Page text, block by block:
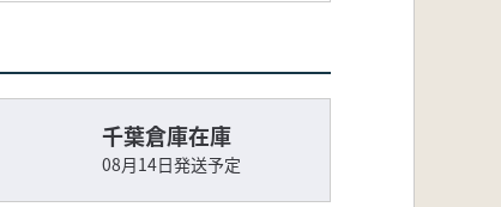
千葉倉庫在庫
08月14日発送予定